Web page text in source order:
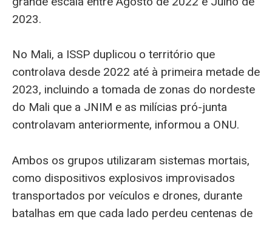
2023.
No Mali, a ISSP duplicou o território que
controlava desde 2022 até à primeira metade de
2023, incluindo a tomada de zonas do nordeste
do Mali que a JNIM e as milícias pró-junta
controlavam anteriormente, informou a ONU.
Ambos os grupos utilizaram sistemas mortais,
como dispositivos explosivos improvisados
transportados por veículos e drones, durante
batalhas em que cada lado perdeu centenas de